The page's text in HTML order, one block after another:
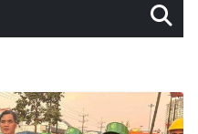
ดตัวแชมพูอาบน้ำ และ โฟมอาบ
งธรรมชาติ “Zero-Residue”